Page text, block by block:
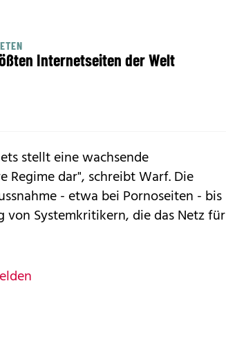
Internetseiten der Welt
stellt eine wachsende
dar", schreibt Warf. Die
- etwa bei Pornoseiten - bis
Systemkritikern, die das Netz für